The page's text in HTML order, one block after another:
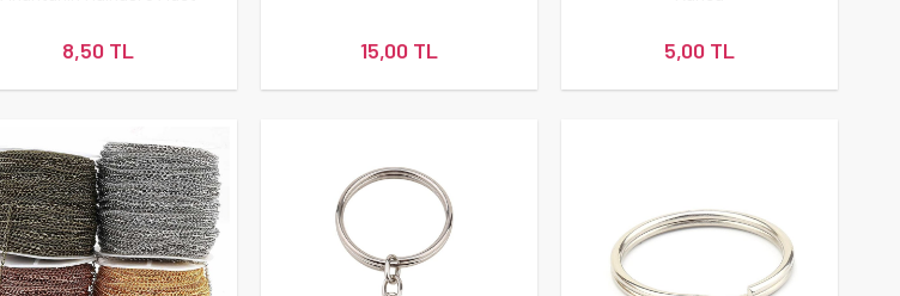
8,50 TL 15,00 TL 5,00 TL